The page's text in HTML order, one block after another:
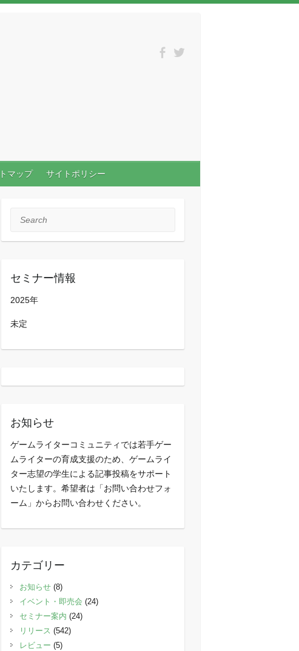
マップ サイトポリシー
Search
セミナー情報
2025年
未定
お知らせ
ゲームライターコミュニティでは若手ゲー
ムライターの育成支援のため、ゲームライ
ター志望の学生による記事投稿をサポート
いたします。希望者は「お問い合わせフォ
ーム」からお問い合わせください。
カテゴリー
お知らせ(8)
イベント・即売会 (24)
セミナー案内 (24)
リリース (542)
レビュー (5)